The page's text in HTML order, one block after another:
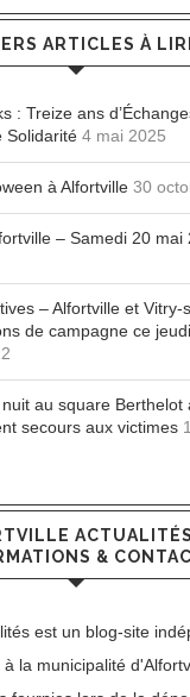
ARTICLES À
: Treize ans
Solidarité 4 mai 2025
à Alfortville 30
– Samedi 20 mai
– Alfortville et Vitry-
de campagne ce
au square Berthelot
secours aux victimes
&
est un blog-site
la municipalité